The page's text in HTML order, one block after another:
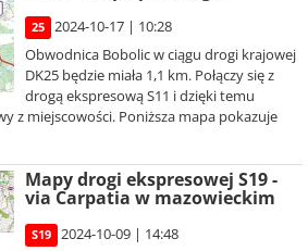
25
2024-10-17 | 10:28
Obwodnica Bobolic w ciągu drogi krajowej
DK25 będzie miała 1,1 km. Połączy się z
drogą ekspresową S11 i dzięki temu
z miejscowości. Poniższa mapa pokazuje
Mapy drogi ekspresowej S19 -
via Carpatia w mazowieckim
S19
2024-10-09 | 14:48